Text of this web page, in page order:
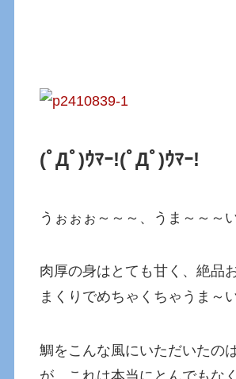
(ﾟДﾟ)ｳﾏｰ!(ﾟДﾟ)ｳﾏｰ!
うぉぉぉ～～～、うま～～～
肉厚の身はとても甘く、絶品
まくりでめちゃくちゃうま～
鯛をこんな風にいただいたの